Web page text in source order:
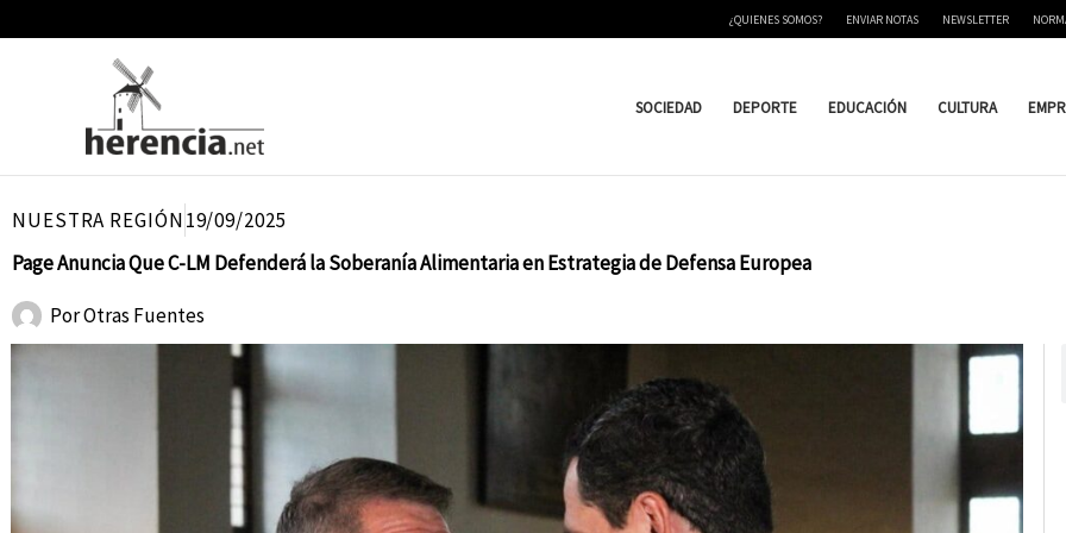
¿QUIENES SOMOS? ENVIAR NOTAS NEWSLETTER
SOCIEDAD DEPORTE EDUCACIÓN CULTURA
NUESTRA REGIÓN19/09/2025
Page Anuncia Que C-LM Defenderá la Soberanía Alimentaria en Estrategia de Defensa Europea
PorOtras Fuentes